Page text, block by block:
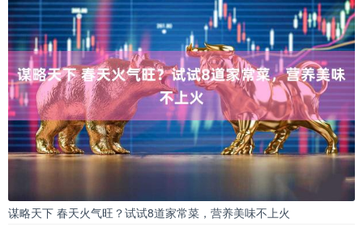
谋略天下 春天火气旺？试试8道家常菜，营养美味不上火